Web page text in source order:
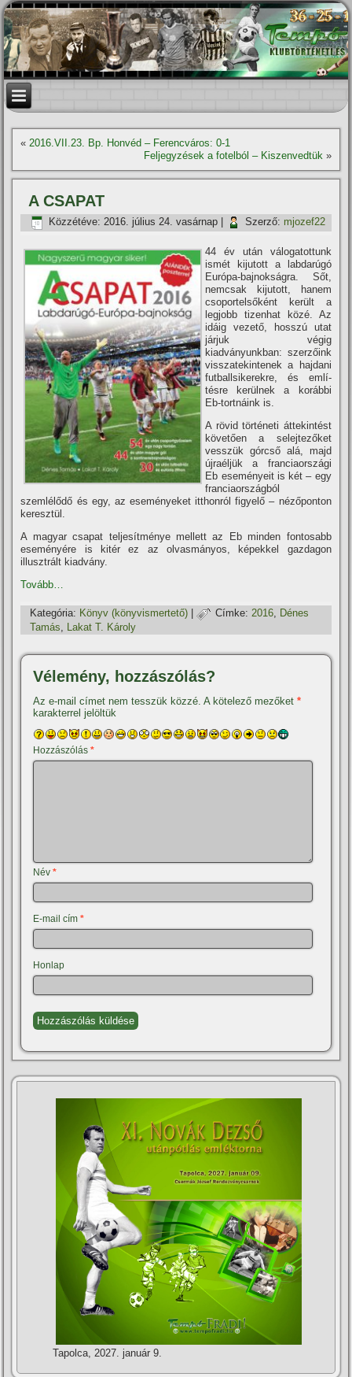
«2016.VII.23. Bp. Honvéd – Ferencváros: 0-1
Feljegyzések a fotelból – Kiszenvedtük»
A CSAPAT
Közzétéve: 2016. július 24. vasárnap Szerző: mjozef22
44 év után válogatottunk
ismét kijutott a labdarúgó
Európa-bajnokságra. Sőt,
nemcsak kijutott, hanem
csoportelsőként került a
legjobb tizenhat közé. Az
idáig vezető, hosszú utat
járjuk végig
kiadványunkban: szerzőink
visszatekintenek a hajdani
futballsikerekre, és emlí­
tésre kerülnek a korábbi
Eb-tortnáink is.
A rövid történeti áttekintést
követően a selejtezőket
vesszük górcső alá, majd
újraéljük a franciaországi
Eb eseményeit is két – egy
franciaországból
szemlélődő és egy, az eseményeket itthonról figyelő – nézőponton
keresztül.
A magyar csapat teljesí­tménye mellett az Eb minden fontosabb
eseményére is kitér ez az olvasmányos, képekkel gazdagon
illusztrált kiadvány.
Tovább…
Kategória: Könyv (könyvismertető) | Címke: 2016, Dénes
Tamás, Lakat T. Károly
Vélemény, hozzászólás?
Az e-mail címet nem tesszük közzé. A kötelező mezőket*
karakterrel jelöltük
Hozzászólás*
Név*
E-mail cím*
Honlap
Tapolca, 2027. január 9.